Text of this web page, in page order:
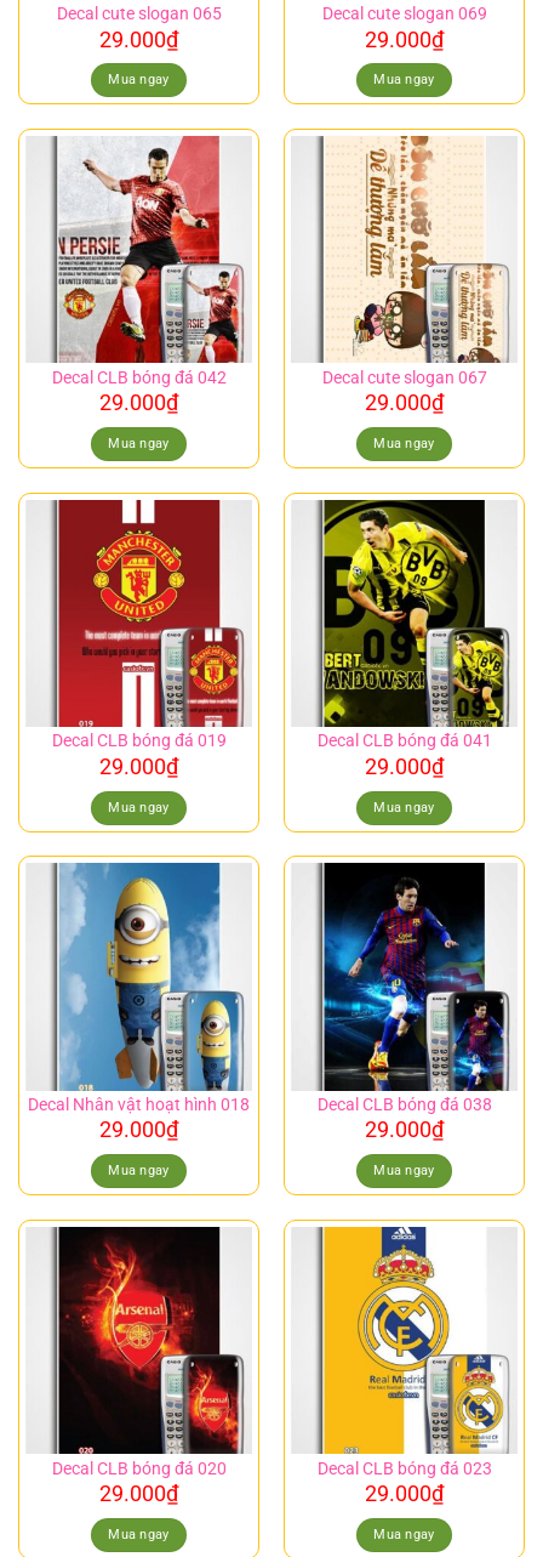
Decal cute slogan 065
29.000₫
Mua ngay
Decal cute slogan 069
29.000₫
Mua ngay
Decal CLB bóng đá 042
29.000₫
Mua ngay
Decal cute slogan 067
29.000₫
Mua ngay
Decal CLB bóng đá 019
29.000₫
Mua ngay
Decal CLB bóng đá 041
29.000₫
Mua ngay
Decal Nhân vật hoạt hình 018
29.000₫
Mua ngay
Decal CLB bóng đá 038
29.000₫
Mua ngay
Decal CLB bóng đá 020
29.000₫
Mua ngay
Decal CLB bóng đá 023
29.000₫
Mua ngay